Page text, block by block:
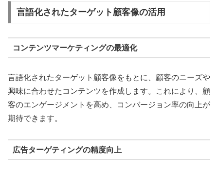
言語化されたターゲット顧客像の活用
コンテンツマーケティングの最適化
言語化されたターゲット顧客像をもとに、顧客のニーズや
興味に合わせたコンテンツを作成します。これにより、顧
客のエンゲージメントを高め、コンバージョン率の向上が
期待できます。
広告ターゲティングの精度向上